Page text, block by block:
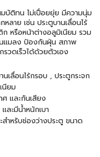
บัติทน ไม่เปื่อยยุ่ย มีความนุ่ม
หลาย เช่น ประตูบานเลื่อนไร้
ก หรือหน้าต่างอลูมิเนียม รวม
แมลง ป้องกันฝุ่น สภาพ
วดเร็วได้ด้วยตัวเอง
เลื่อนไร้กรอบ , ประตูกระจก
นียม
และกันเสียง
ละมีน้ำหนักเบา
ำหรับช่องว่างประตู ขนาด